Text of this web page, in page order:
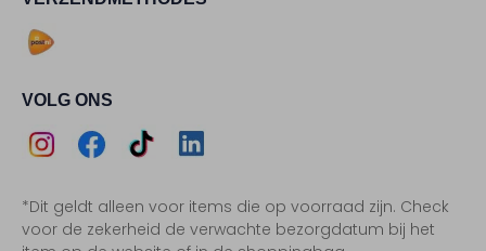
VOLG ONS
Instagram
Facebook
TikTokLinkedIn
*Dit geldt alleen voor items die op voorraad zijn. Check
voor de zekerheid de verwachte bezorgdatum bij het